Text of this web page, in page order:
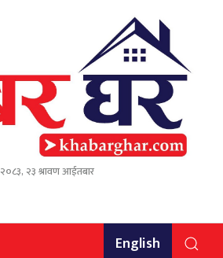
२०८३, २३ श्रावण आईतबार
English